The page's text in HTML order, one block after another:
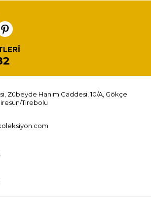
Zübeyde Hanım Caddesi, 10/A, Gökçe
Tirebolu